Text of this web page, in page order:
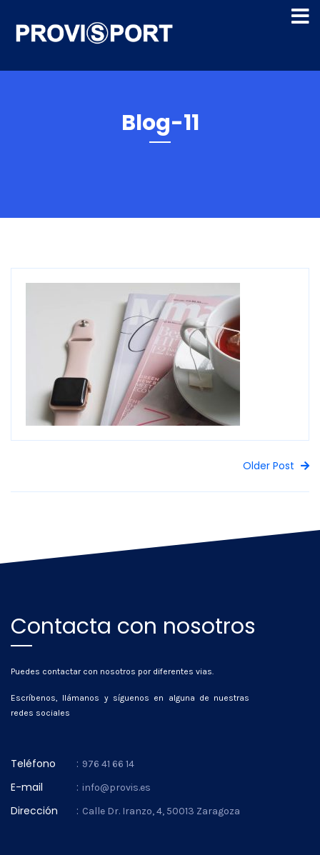
Blog-11
Older Post
Contacta con nosotros
Puedes contactar con nosotros por diferentes vias.
Escríbenos, llámanos y síguenos en alguna de nuestras
redes sociales
Teléfono : 976 41 66 14
E-mail : info@provis.es
Dirección : Calle Dr. Iranzo, 4, 50013 Zaragoza